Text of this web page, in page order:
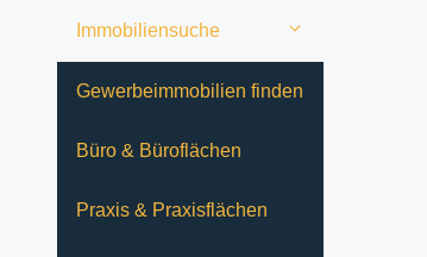
Immobiliensuche
Gewerbeimmobilien finden
Büro & Büroflächen
Praxis & Praxisflächen